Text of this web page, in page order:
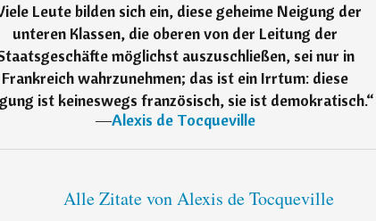
Leute bilden sich ein, diese geheime Neigung der
unteren Klassen, die oberen von der Leitung der
möglichst auszuschließen, sei nur in
Frankreich wahrzunehmen; das ist ein Irrtum: diese
ist keineswegs französisch, sie ist demokratisch.“
―Alexis de Tocqueville
Alle Zitate von Alexis de Tocqueville